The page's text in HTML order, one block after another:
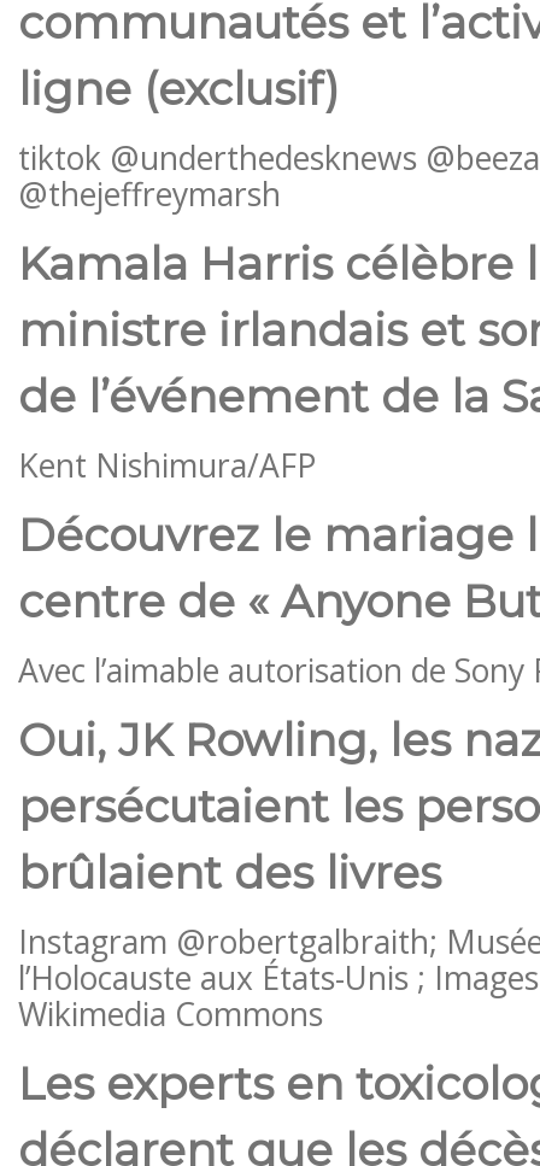
communautés et
ligne (exclusif)
tiktok @underthedesknews
@thejeffreymarsh
Kamala Harris célèbre
ministre irlandais et
de l’événement de la
Kent Nishimura/AFP
Découvrez le mariage
centre de « Anyone
Avec l’aimable autorisation de Sony
Oui, JK Rowling, les
persécutaient les
brûlaient des livres
Instagram @robertgalbraith;
l’Holocauste aux États-Unis ;
Wikimedia Commons
Les experts en
déclarent que les